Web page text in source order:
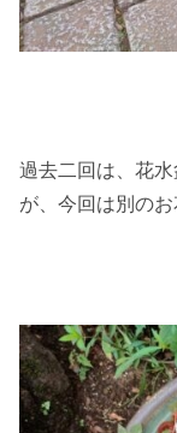
過去二回は、花
が、今回は別のお